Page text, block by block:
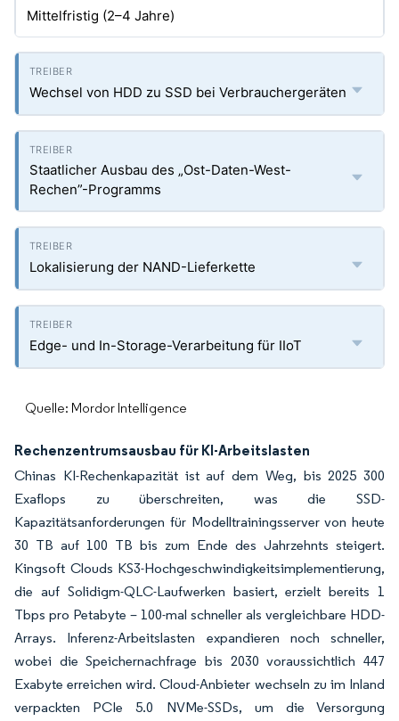
Mittelfristig (2–4 Jahre)
Wechsel von HDD zu SSD bei Verbrauchergeräten
Staatlicher Ausbau des „Ost-Daten-West-
Rechen”-Programms
Lokalisierung der NAND-Lieferkette
Edge- und In-Storage-Verarbeitung für IIoT
Quelle: Mordor Intelligence
Rechenzentrumsausbau für KI-Arbeitslasten
Chinas KI-Rechenkapazität ist auf dem Weg, bis 2025 300
Exaflops zu überschreiten, was die SSD-
Kapazitätsanforderungen für Modelltrainingsserver von heute
30 TB auf 100 TB bis zum Ende des Jahrzehnts steigert.
Kingsoft Clouds KS3-Hochgeschwindigkeitsimplementierung,
die auf Solidigm-QLC-Laufwerken basiert, erzielt bereits 1
Tbps pro Petabyte – 100-mal schneller als vergleichbare HDD-
Arrays. Inferenz-Arbeitslasten expandieren noch schneller,
wobei die Speichernachfrage bis 2030 voraussichtlich 447
Exabyte erreichen wird. Cloud-Anbieter wechseln zu im Inland
verpackten PCIe 5.0 NVMe-SSDs, um die Versorgung